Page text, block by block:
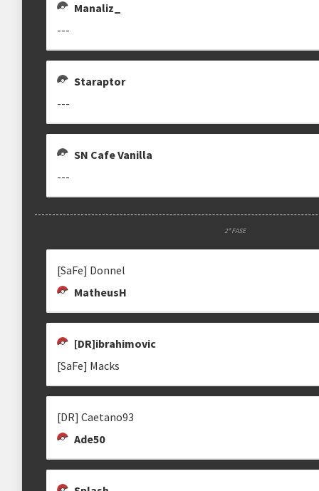
Manaliz_
---
Staraptor
---
SN Cafe Vanilla
---
2ª FASE
[SaFe] Donnel
MatheusH
[DR]ibrahimovic
[SaFe] Macks
[DR] Caetano93
Ade50